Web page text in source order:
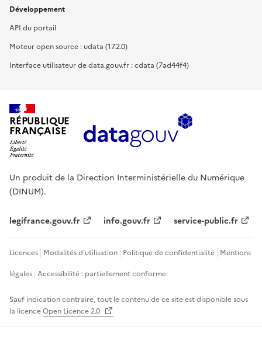
Développement
API du portail
Moteur open source : udata (17.2.0)
Interface utilisateur de data.gouv.fr : cdata (7ad44f4)
RÉPUBLIQUE
FRANÇAISE
Un produit de la Direction Interministérielle du Numérique
(DINUM).
legifrance.gouv.fr info.gouv.fr service-public.fr
Licences Modalités d'utilisation Politique de confidentialité Mentions
légales Accessibilité : partiellement conforme
Sauf indication contraire, tout le contenu de ce site est disponible sous
la licenceOpen Licence 2.0